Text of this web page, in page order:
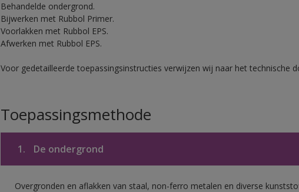
Behandelde ondergrond.
Bijwerken met Rubbol Primer.
Voorlakken met Rubbol EPS.
Afwerken met Rubbol EPS.
Voor gedetailleerde toepassingsinstructies verwijzen wij naar het technische
Toepassingsmethode
1. De ondergrond
Overgronden en aflakken van staal, non-ferro metalen en diverse